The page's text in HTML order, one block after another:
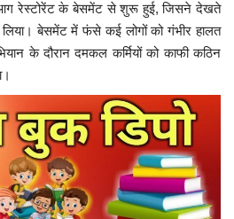
आग रेस्टोरेंट के बेसमेंट से शुरू हुई, जिसने देखते
बेसमेंट में फंसे कई लोगों को गंभीर हालत
के दौरान दमकल कर्मियों को काफी कठिन